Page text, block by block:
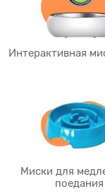
Интерактивная
Миски для
поедания